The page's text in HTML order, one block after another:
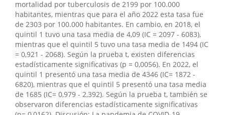
mortalidad por tuberculosis de 2199 por 100.000
habitantes, mientras que para el año 2022 esta tasa fue
de 2303 por 100.000 habitantes. En cambio, en 2018, el
quintil 1 tuvo una tasa media de 4,09 (IC = 2097 - 6083),
mientras que el quintil 5 tuvo una tasa media de 1494 (IC
= 0,921 - 2068). Según la prueba t, existen diferencias
estadísticamente significativas (p = 0,0056). En 2022, el
quintil 1 presentó una tasa media de 4346 (IC= 1872 -
6820), mientras que el quintil 5 presentó una tasa media
de 1685 (IC= 0,979 - 2,392). Según la prueba t, también se
observaron diferencias estadísticamente significativas